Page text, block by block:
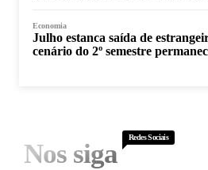
Economia
Julho estanca saída de
cenário do 2º semestre
Nos siga
Redes Sociais